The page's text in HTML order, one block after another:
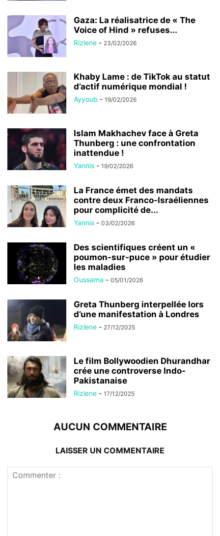
Gaza: La réalisatrice de « The
Voice of Hind » refuses...
Rizlene - 23/02/2026
Khaby Lame : de TikTok au statut
d’actif numérique mondial !
Ayyoub - 19/02/2026
Islam Makhachev face à Greta
Thunberg : une confrontation
inattendue !
Yannis - 19/02/2026
La France émet des mandats
contre deux Franco-Israéliennes
pour complicité de...
Yannis - 03/02/2026
Des scientifiques créent un «
poumon-sur-puce » pour étudier
les maladies
Oussama - 05/01/2026
Greta Thunberg interpellée lors
d’une manifestation à Londres
Rizlene - 27/12/2025
Le film Bollywoodien Dhurandhar
crée une controverse Indo-
Pakistanaise
Rizlene - 17/12/2025
AUCUN COMMENTAIRE
LAISSER UN COMMENTAIRE